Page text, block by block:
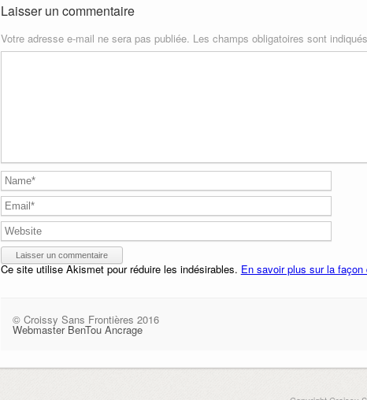
Laisser un commentaire
Votre adresse e-mail ne sera pas publiée. Les champs obligatoires sont
Ce site utilise Akismet pour réduire les indésirables. En savoir plus sur la
© Croissy Sans Frontières 2016
Webmaster BenTou Ancrage